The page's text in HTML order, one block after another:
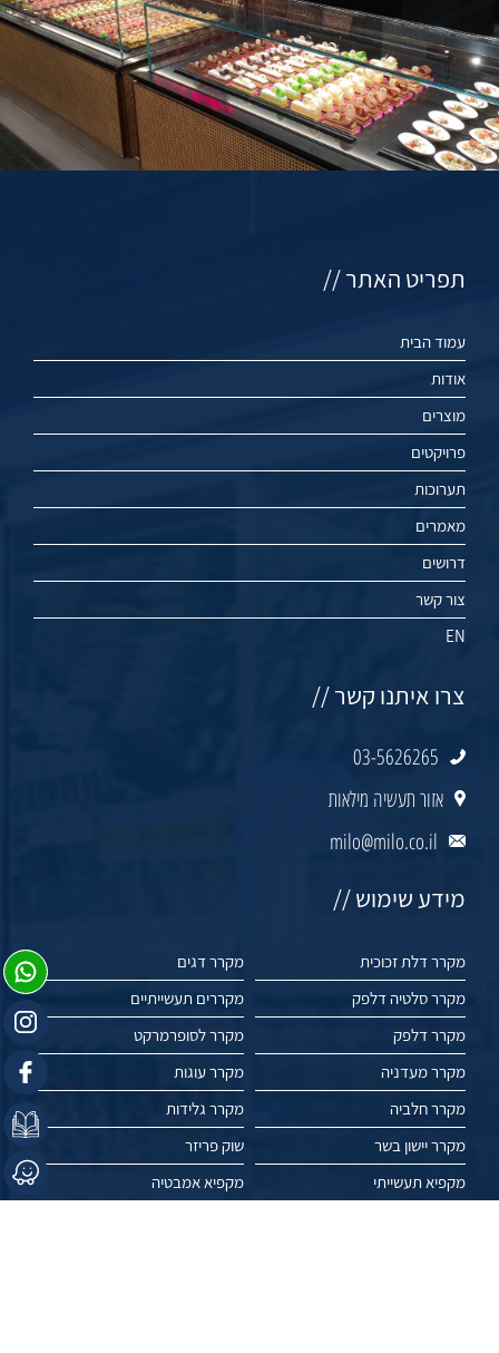
תפריט האתר //
עמוד הבית
אודות
מוצרים
פרויקטים
תערוכות
מאמרים
דרושים
צור קשר
EN
צרו איתנו קשר //
03-5626265
אזור תעשיה מילאות
milo@milo.co.il
מידע שימוש //
מקרר דלת זכוכית
מקרר דגים
מקרר סלטיה דלפק
מקררים תעשייתיים
מקרר דלפק
מקרר לסופרמרקט
מקרר מעדניה
מקרר עוגות
מקרר חלביה
מקרר גלידות
מקרר יישון בשר
שוק פריזר
מקפיא תעשייתי
מקפיא אמבטיה